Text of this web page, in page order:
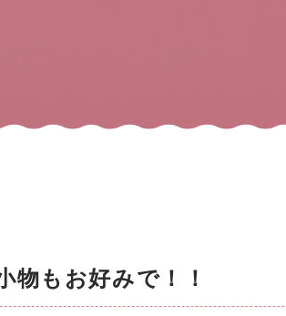
物もお好みで！！